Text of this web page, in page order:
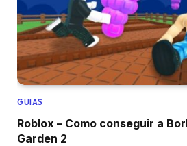
GUIAS
Roblox – Como conseguir a
Garden 2